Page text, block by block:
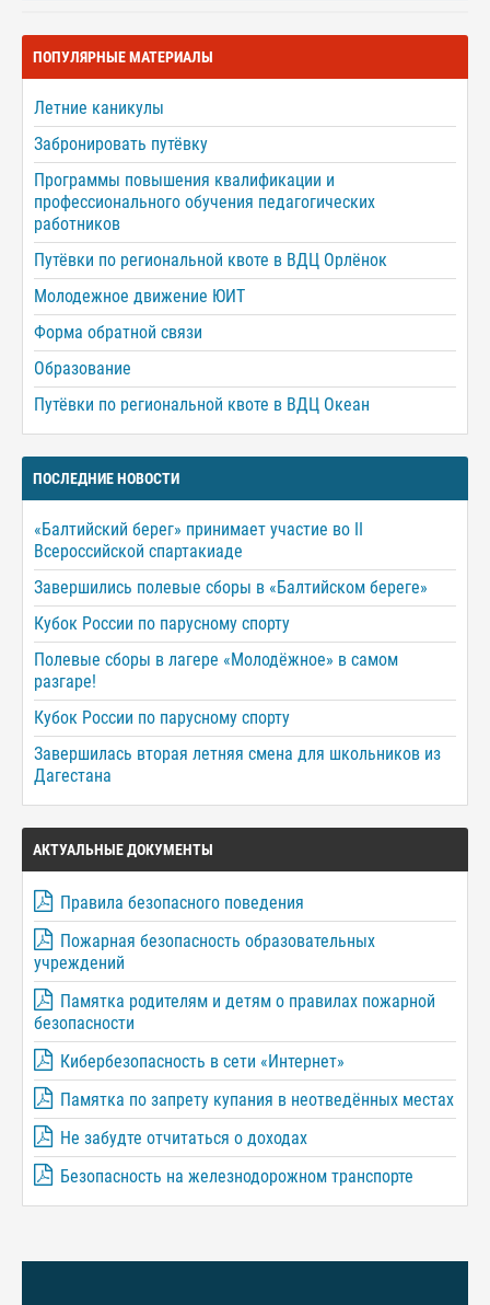
ПОПУЛЯРНЫЕ МАТЕРИАЛЫ
Летние каникулы
Забронировать путёвку
Программы повышения квалификации и
профессионального обучения педагогических
работников
Путёвки по региональной квоте в ВДЦ Орлёнок
Молодежное движение ЮИТ
Форма обратной связи
Образование
Путёвки по региональной квоте в ВДЦ Океан
ПОСЛЕДНИЕ НОВОСТИ
«Балтийский берег» принимает участие во II
Всероссийской спартакиаде
Завершились полевые сборы в «Балтийском береге»
Кубок России по парусному спорту
Полевые сборы в лагере «Молодёжное» в самом
разгаре!
Кубок России по парусному спорту
Завершилась вторая летняя смена для школьников из
Дагестана
АКТУАЛЬНЫЕ ДОКУМЕНТЫ
Правила безопасного поведения
Пожарная безопасность образовательных
учреждений
Памятка родителям и детям о правилах пожарной
безопасности
Кибербезопасность в сети «Интернет»
Памятка по запрету купания в неотведённых местах
Не забудте отчитаться о доходах
Безопасность на железнодорожном транспорте